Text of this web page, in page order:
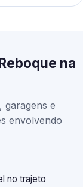
na
garagens e
envolvendo
no trajeto